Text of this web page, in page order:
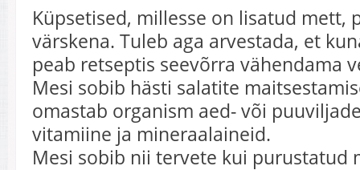
Küpsetised, millesse on lisatud mett,
värskena. Tuleb aga arvestada, et
peab retseptis seevõrra vähendama
Mesi sobib hästi salatite
omastab organism aed- või
vitamiine ja mineraalaineid.
Mesi sobib nii tervete kui purustatud